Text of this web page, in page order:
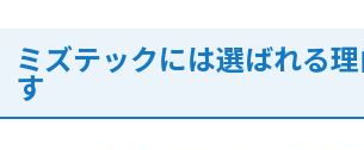
ミズテックには選ばれる
す